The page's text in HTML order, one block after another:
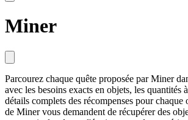
Miner
Parcourez chaque quête proposée par Miner
avec les besoins exacts en objets, les quantités
détails complets des récompenses pour chaque
de Miner vous demandent de récupérer des